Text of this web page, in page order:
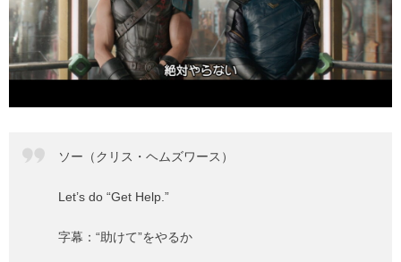
ソー（クリス・ヘムズワース）
Let’s do “Get Help.”
字幕：“助けて”をやるか